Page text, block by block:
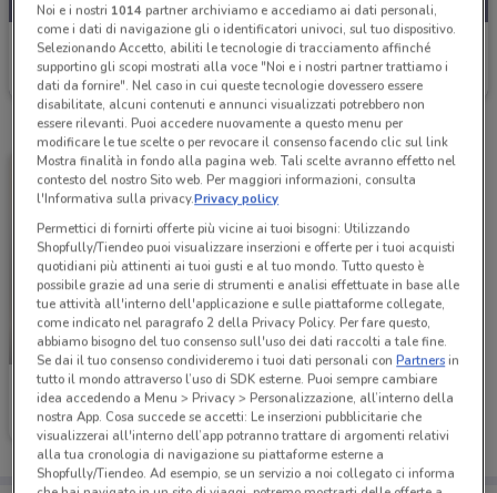
Giokids
Scade il 18/08
-5 GIORNI
Giokids
Scade venerdì 15.5 km
Noi e i nostri 1014partner archiviamo e accediamo ai dati personali,
come i dati di navigazione gli o identificatori univoci, sul tuo dispositivo.
Selezionando Accetto, abiliti le tecnologie di tracciamento affinché
supportino gli scopi mostrati alla voce "Noi e i nostri partner trattiamo i
dati da fornire". Nel caso in cui queste tecnologie dovessero essere
disabilitate, alcuni contenuti e annunci visualizzati potrebbero non
essere rilevanti. Puoi accedere nuovamente a questo menu per
modificare le tue scelte o per revocare il consenso facendo clic sul link
Mostra finalità in fondo alla pagina web. Tali scelte avranno effetto nel
contesto del nostro Sito web. Per maggiori informazioni, consulta
l'Informativa sulla privacy.Privacy policy
Permettici di fornirti offerte più vicine ai tuoi bisogni: Utilizzando
Shopfully/Tiendeo puoi visualizzare inserzioni e offerte per i tuoi acquisti
quotidiani più attinenti ai tuoi gusti e al tuo mondo. Tutto questo è
possibile grazie ad una serie di strumenti e analisi effettuate in base alle
tue attività all'interno dell'applicazione e sulle piattaforme collegate,
come indicato nel paragrafo 2 della Privacy Policy. Per fare questo,
abbiamo bisogno del tuo consenso sull'uso dei dati raccolti a tale fine.
Se dai il tuo consenso condivideremo i tuoi dati personali conPartnersin
tutto il mondo attraverso l’uso di SDK esterne. Puoi sempre cambiare
idea accedendo a Menu > Privacy > Personalizzazione, all’interno della
nostra App. Cosa succede se accetti: Le inserzioni pubblicitarie che
visualizzerai all'interno dell’app potranno trattare di argomenti relativi
alla tua cronologia di navigazione su piattaforme esterne a
Shopfully/Tiendeo. Ad esempio, se un servizio a noi collegato ci informa